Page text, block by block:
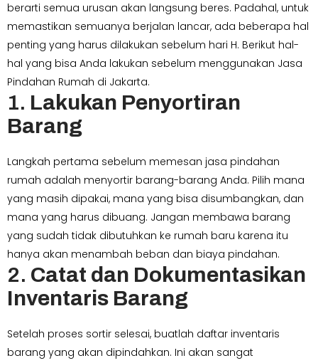
berarti semua urusan akan langsung beres. Padahal, untuk
memastikan semuanya berjalan lancar, ada beberapa hal
penting yang harus dilakukan sebelum hari H. Berikut hal-
hal yang bisa Anda lakukan sebelum menggunakan Jasa
Pindahan Rumah di Jakarta.
1. Lakukan Penyortiran
Barang
Langkah pertama sebelum memesan jasa pindahan
rumah adalah menyortir barang-barang Anda. Pilih mana
yang masih dipakai, mana yang bisa disumbangkan, dan
mana yang harus dibuang. Jangan membawa barang
yang sudah tidak dibutuhkan ke rumah baru karena itu
hanya akan menambah beban dan biaya pindahan.
2. Catat dan Dokumentasikan
Inventaris Barang
Setelah proses sortir selesai, buatlah daftar inventaris
barang yang akan dipindahkan. Ini akan sangat